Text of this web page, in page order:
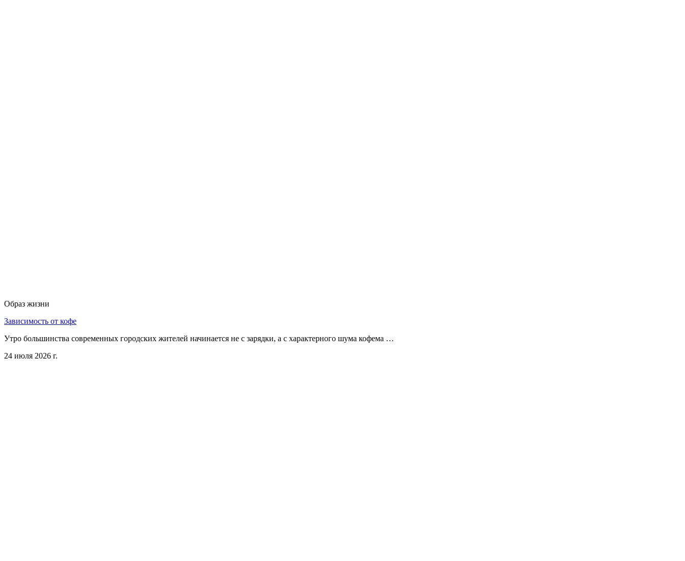
Образ жизни
Зависимость от кофе
Утро большинства современных городских жителей начинается не с зарядки, а с характерного шума кофема …
24 июля 2026 г.